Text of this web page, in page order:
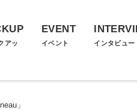
アッ
EVENT
イベント インタビュー
」